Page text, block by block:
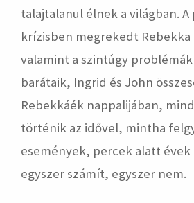
talajtalanul élnek a világban.
krízisben megrekedt
valamint a szintúgy
barátaik, Ingrid és John
Rebekkáék nappalijában,
történik az idővel, mintha
események, percek alatt
egyszer számít, egyszer nem.